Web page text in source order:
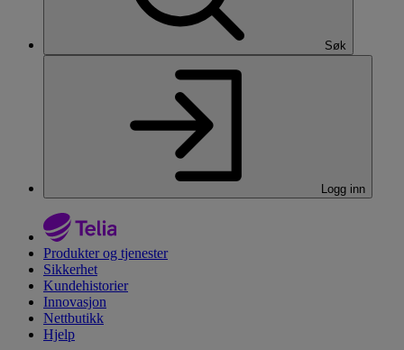
Søk
Logg inn
Produkter og tjenester
Sikkerhet
Kundehistorier
Innovasjon
Nettbutikk
Hjelp